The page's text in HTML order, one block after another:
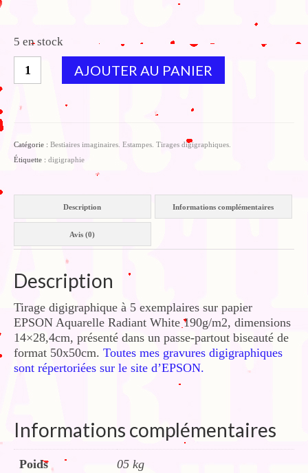
5 en stock
quantité
de
Messine2
AJOUTER AU PANIER
Catégorie : Bestiaires imaginaires. Estampes. Tirages digigraphiques.
Étiquette : digigraphie
Description Informations complémentaires
Avis (0)
Description
Tirage digigraphique à 5 exemplaires sur papier
EPSON Aquarelle Radiant White 190g/m2, dimensions
14×28,4cm, présenté dans un passe-partout biseauté de
format 50x50cm. Toutes mes gravures digigraphiques
sont répertoriées sur le site d’EPSON.
Informations complémentaires
Poids 05 kg